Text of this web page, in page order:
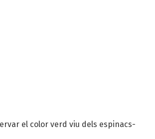
el color verd viu dels espinacs-